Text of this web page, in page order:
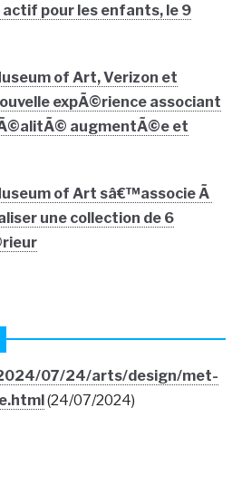
pour les enfants, le 9
of Art, Verizon et
expÃ©rience associant
augmentÃ©e et
of Art sâ€™associe Ã
une collection de 6
07/24/arts/design/met-
(24/07/2024)